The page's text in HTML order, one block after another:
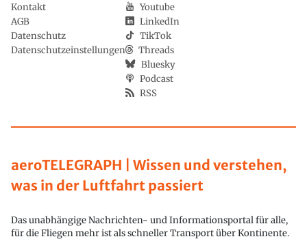
aeroTELEGRAPH | Wissen und verstehen,
was in der Luftfahrt passiert
Das unabhängige Nachrichten- und Informationsportal für alle,
für die Fliegen mehr ist als schneller Transport über Kontinente.
Kontakt
AGB
Datenschutz
Datenschutzeinstellungen
Youtube
LinkedIn
TikTok
Threads
Bluesky
Podcast
RSS